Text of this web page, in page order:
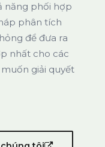
phân tích
để đưa ra
nhất cho các
giải quyết
chúng tôi